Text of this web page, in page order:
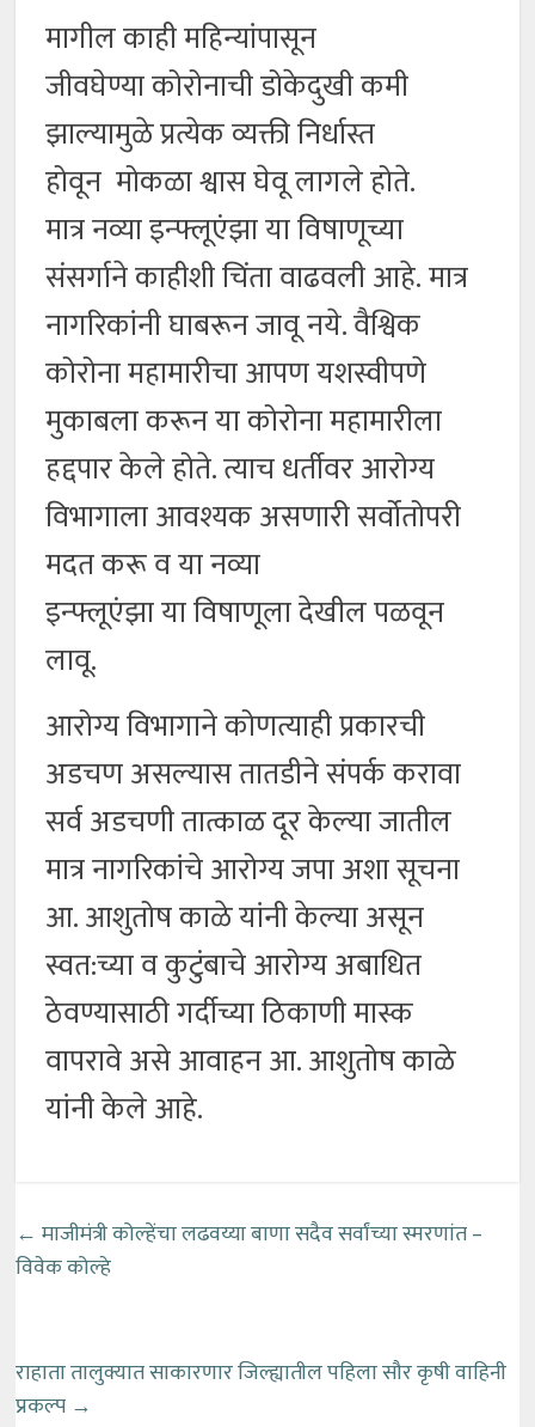
मागील काही महिन्यांपासून
जीवघेण्या कोरोनाची डोकेदुखी कमी
झाल्यामुळे प्रत्येक व्यक्ती निर्धास्त
होवून मोकळा श्वास घेवू लागले होते.
मात्र नव्या इन्फ्लूएंझा या विषाणूच्या
संसर्गाने काहीशी चिंता वाढवली आहे. मात्र
नागरिकांनी घाबरून जावू नये. वैश्विक
कोरोना महामारीचा आपण यशस्वीपणे
मुकाबला करून या कोरोना महामारीला
हद्दपार केले होते. त्याच धर्तीवर आरोग्य
विभागाला आवश्यक असणारी सर्वोतोपरी
मदत करू व या नव्या
इन्फ्लूएंझा या विषाणूला देखील पळवून
लावू.
आरोग्य विभागाने कोणत्याही प्रकारची
अडचण असल्यास तातडीने संपर्क करावा
सर्व अडचणी तात्काळ दूर केल्या जातील
मात्र नागरिकांचे आरोग्य जपा अशा सूचना
आ. आशुतोष काळे यांनी केल्या असून
स्वत:च्या व कुटुंबाचे आरोग्य अबाधित
ठेवण्यासाठी गर्दीच्या ठिकाणी मास्क
वापरावे असे आवाहन आ. आशुतोष काळे
यांनी केले आहे.
← माजीमंत्री कोल्हेंचा लढवय्या बाणा सदैव सर्वांच्या स्मरणांत –
विवेक कोल्हे
राहाता तालुक्यात साकारणार जिल्ह्यातील पहिला सौर कृषी वाहिनी
प्रकल्प →